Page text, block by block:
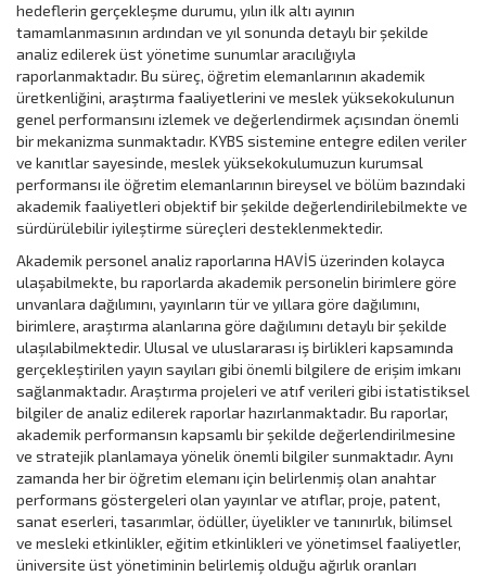
hedeflerin gerçekleşme durumu, yılın ilk altı ayının
tamamlanmasının ardından ve yıl sonunda detaylı bir şekilde
analiz edilerek üst yönetime sunumlar aracılığıyla
raporlanmaktadır. Bu süreç, öğretim elemanlarının akademik
üretkenliğini, araştırma faaliyetlerini ve meslek yüksekokulunun
genel performansını izlemek ve değerlendirmek açısından önemli
bir mekanizma sunmaktadır. KYBS sistemine entegre edilen veriler
ve kanıtlar sayesinde, meslek yüksekokulumuzun kurumsal
performansı ile öğretim elemanlarının bireysel ve bölüm bazındaki
akademik faaliyetleri objektif bir şekilde değerlendirilebilmekte ve
sürdürülebilir iyileştirme süreçleri desteklenmektedir.
Akademik personel analiz raporlarına HAVİS üzerinden kolayca
ulaşabilmekte, bu raporlarda akademik personelin birimlere göre
unvanlara dağılımını, yayınların tür ve yıllara göre dağılımını,
birimlere, araştırma alanlarına göre dağılımını detaylı bir şekilde
ulaşılabilmektedir. Ulusal ve uluslararası iş birlikleri kapsamında
gerçekleştirilen yayın sayıları gibi önemli bilgilere de erişim imkanı
sağlanmaktadır. Araştırma projeleri ve atıf verileri gibi istatistiksel
bilgiler de analiz edilerek raporlar hazırlanmaktadır. Bu raporlar,
akademik performansın kapsamlı bir şekilde değerlendirilmesine
ve stratejik planlamaya yönelik önemli bilgiler sunmaktadır. Aynı
zamanda her bir öğretim elemanı için belirlenmiş olan anahtar
performans göstergeleri olan yayınlar ve atıflar, proje, patent,
sanat eserleri, tasarımlar, ödüller, üyelikler ve tanınırlık, bilimsel
ve mesleki etkinlikler, eğitim etkinlikleri ve yönetimsel faaliyetler,
üniversite üst yönetiminin belirlemiş olduğu ağırlık oranları